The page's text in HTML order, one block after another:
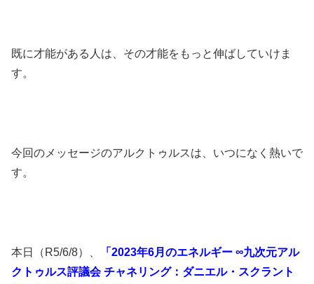
既に才能がある人は、その才能をもっと伸ばしていけま
す。
今回のメッセージのアルクトゥルスは、いつになく熱いで
す。
本日（R5/6/8）、
「2023年6月のエネルギー ∞九次元アル
クトゥルス評議会 チャネリング：ダニエル・スクラント